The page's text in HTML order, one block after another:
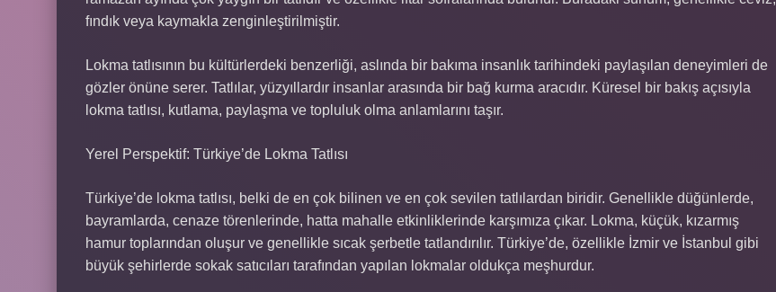
fındık veya kaymakla zenginleştirilmiştir.
Lokma tatlısının bu kültürlerdeki benzerliği, aslında bir bakıma insanlık tarihindeki paylaşılan deneyimleri de
gözler önüne serer. Tatlılar, yüzyıllardır insanlar arasında bir bağ kurma aracıdır. Küresel bir bakış açısıyla
lokma tatlısı, kutlama, paylaşma ve topluluk olma anlamlarını taşır.
Yerel Perspektif: Türkiye’de Lokma Tatlısı
Türkiye’de lokma tatlısı, belki de en çok bilinen ve en çok sevilen tatlılardan biridir. Genellikle düğünlerde,
bayramlarda, cenaze törenlerinde, hatta mahalle etkinliklerinde karşımıza çıkar. Lokma, küçük, kızarmış
hamur toplarından oluşur ve genellikle sıcak şerbetle tatlandırılır. Türkiye’de, özellikle İzmir ve İstanbul gibi
büyük şehirlerde sokak satıcıları tarafından yapılan lokmalar oldukça meşhurdur.